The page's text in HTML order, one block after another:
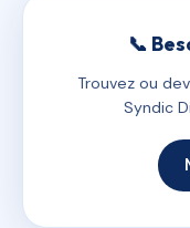
📞
Trouvez ou
Syndic